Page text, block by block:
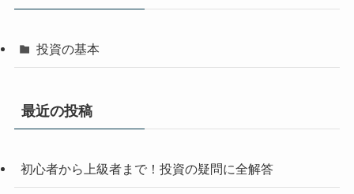
投資の基本
最近の投稿
初心者から上級者まで！投資の疑問に全解答